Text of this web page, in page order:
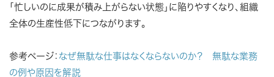
「忙しいのに成果が積み上がらない状態」に陥りやすくなり、組織
全体の生産性低下につながります。
参考ページ： なぜ無駄な仕事はなくならないのか？ 無駄な業務
の例や原因を解説